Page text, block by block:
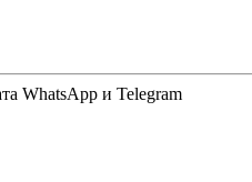
WhatsApp и Telegram